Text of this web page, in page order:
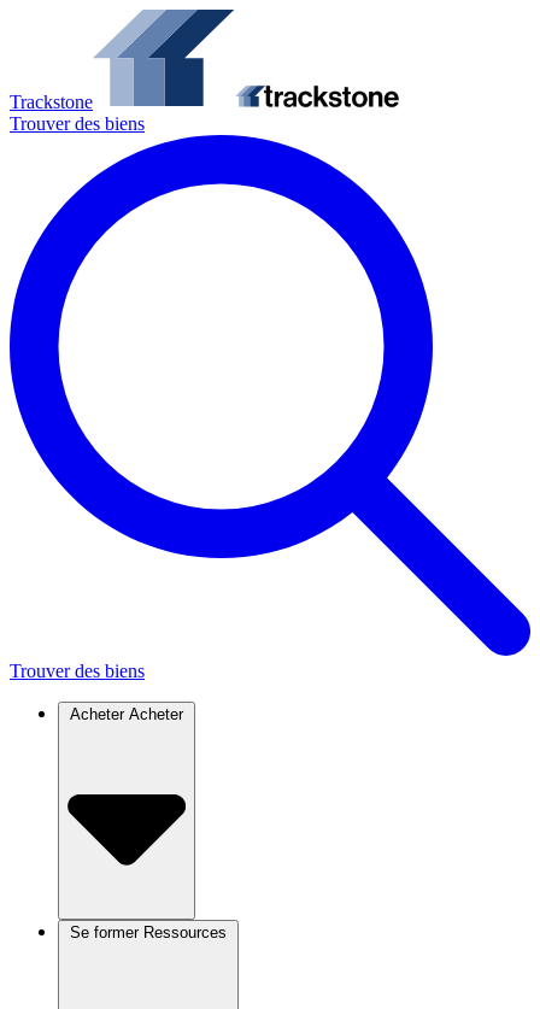
Trackstone
Trouver des biens
Trouver des biens
Acheter Acheter
Se former